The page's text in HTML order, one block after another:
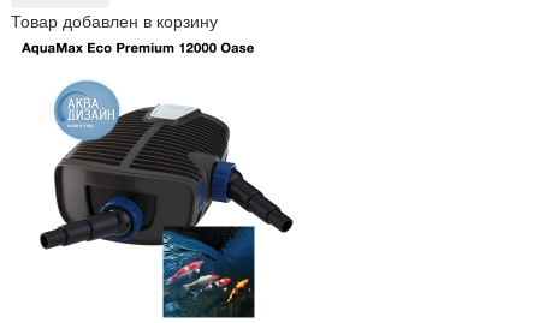
Товар добавлен в корзину